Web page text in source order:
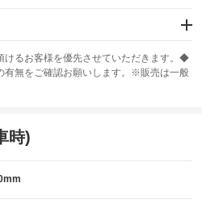
ド
ABS
けるお客様を優先させていただきます。◆
無をご確認お願いします。※販売は一般
時)